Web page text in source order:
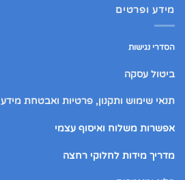
מידע ופרטים
הסדרי נגישות
ביטול עסקה
תנאי שימוש ותקנון, פרטיות ואבטחת מידע
אפשרות משלוח ואיסוף עצמי
מדריך מידות לחלוקי רחצה